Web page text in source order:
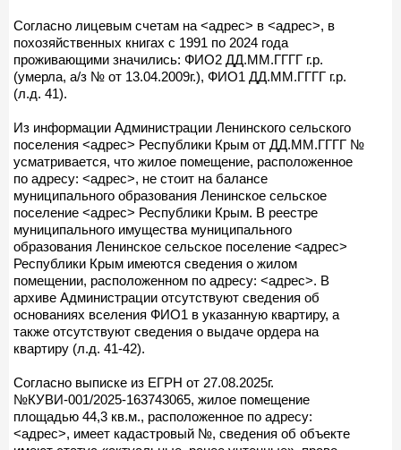
Согласно лицевым счетам на <адрес> в <адрес>, в
похозяйственных книгах с 1991 по 2024 года
проживающими значились: ФИО2 ДД.ММ.ГГГГ г.р.
(умерла, а/з № от 13.04.2009г.), ФИО1 ДД.ММ.ГГГГ г.р.
(л.д. 41).
Из информации Администрации Ленинского сельского
поселения <адрес> Республики Крым от ДД.ММ.ГГГГ №
усматривается, что жилое помещение, расположенное
по адресу: <адрес>, не стоит на балансе
муниципального образования Ленинское сельское
поселение <адрес> Республики Крым. В реестре
муниципального имущества муниципального
образования Ленинское сельское поселение <адрес>
Республики Крым имеются сведения о жилом
помещении, расположенном по адресу: <адрес>. В
архиве Администрации отсутствуют сведения об
основаниях вселения ФИО1 в указанную квартиру, а
также отсутствуют сведения о выдаче ордера на
квартиру (л.д. 41-42).
Согласно выписке из ЕГРН от 27.08.2025г.
№КУВИ-001/2025-163743065, жилое помещение
площадью 44,3 кв.м., расположенное по адресу:
<адрес>, имеет кадастровый №, сведения об объекте